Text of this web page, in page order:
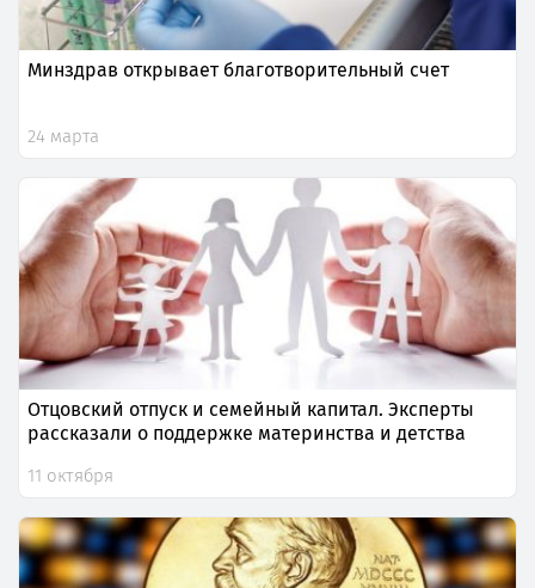
Минздрав открывает благотворительный счет
24 марта
Отцовский отпуск и семейный капитал. Эксперты
рассказали о поддержке материнства и детства
11 октября